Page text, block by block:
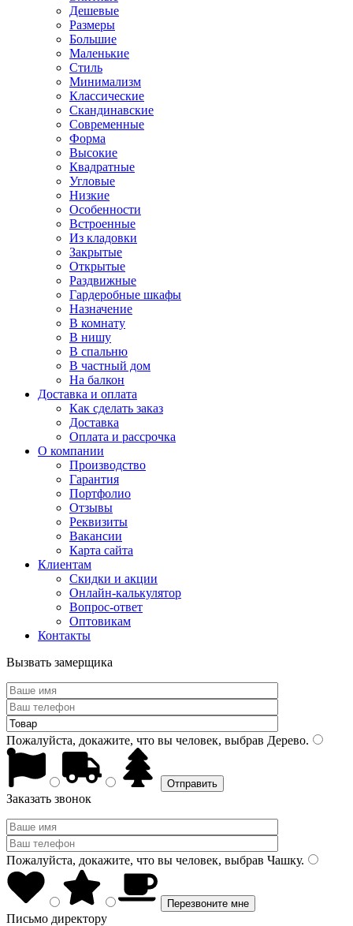
Дешевые
Размеры
Большие
Маленькие
Стиль
Минимализм
Классические
Скандинавские
Современные
Форма
Высокие
Квадратные
Угловые
Низкие
Особенности
Встроенные
Из кладовки
Закрытые
Открытые
Раздвижные
Гардеробные шкафы
Назначение
В комнату
В нишу
В спальню
В частный дом
На балкон
Доставка и оплата
Как сделать заказ
Доставка
Оплата и рассрочка
О компании
Производство
Гарантия
Портфолио
Отзывы
Реквизиты
Вакансии
Карта сайта
Клиентам
Скидки и акции
Онлайн-калькулятор
Вопрос-ответ
Оптовикам
Контакты
Вызвать замерщика
Пожалуйста, докажите, что вы человек, выбрав Дерево.
Заказать звонок
Пожалуйста, докажите, что вы человек, выбрав Чашку.
Письмо директору